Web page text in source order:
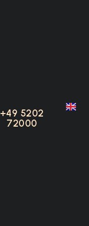
+49 5202
72000
+49 5202
72000